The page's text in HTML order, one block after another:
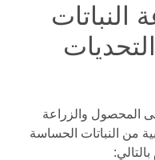
المحصول والزراعة
من النباتات الحساسة